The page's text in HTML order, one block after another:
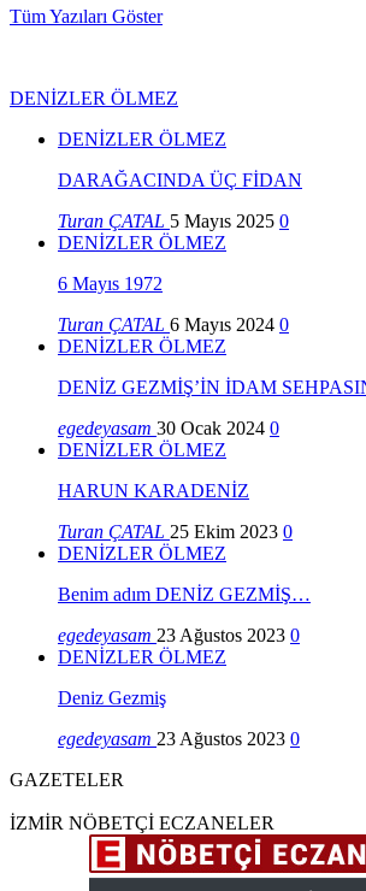
Tüm Yazıları Göster
DENİZLER ÖLMEZ
DENİZLER ÖLMEZ
DARAĞACINDA ÜÇ FİDAN
Turan ÇATAL 5 Mayıs 2025 0
DENİZLER ÖLMEZ
6 Mayıs 1972
Turan ÇATAL 6 Mayıs 2024 0
DENİZLER ÖLMEZ
DENİZ GEZMİŞ’İN İDAM
egedeyasam 30 Ocak 2024 0
DENİZLER ÖLMEZ
HARUN KARADENİZ
Turan ÇATAL 25 Ekim 2023 0
DENİZLER ÖLMEZ
Benim adım DENİZ GEZMİŞ…
egedeyasam 23 Ağustos 2023 0
DENİZLER ÖLMEZ
Deniz Gezmiş
egedeyasam 23 Ağustos 2023 0
GAZETELER
İZMİR NÖBETÇİ ECZANELER